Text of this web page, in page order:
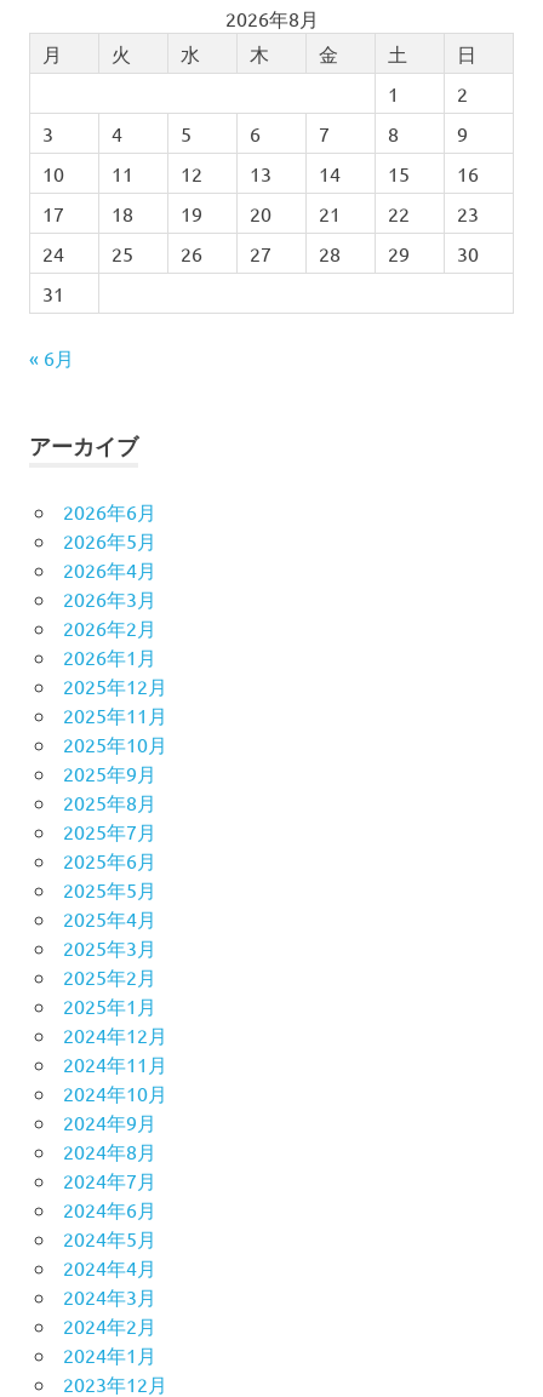
2026年8月
月
火 水 木 金 土
日
1
2
3
4 5 6 7 8
9
10
11 12 13 14 15
16
17
18 19 20 21 22
23
24
25 26 27 28 29
30
31
« 6月
アーカイブ
2026年6月
2026年5月
2026年4月
2026年3月
2026年2月
2026年1月
2025年12月
2025年11月
2025年10月
2025年9月
2025年8月
2025年7月
2025年6月
2025年5月
2025年4月
2025年3月
2025年2月
2025年1月
2024年12月
2024年11月
2024年10月
2024年9月
2024年8月
2024年7月
2024年6月
2024年5月
2024年4月
2024年3月
2024年2月
2024年1月
2023年12月